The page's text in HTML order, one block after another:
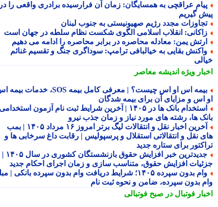
عراقچی به همسایگان: زمان آن فرارسیده برادری واقعی را در
گیریم
مجدد رژیم صهیونیستی به جنوب لبنان
انقلاب اسلامی الگوی شکست نظام سلطه در جهان است
یمن: معادله محاصره در برابر محاصره را ادامه می دهیم
بقایی به خیالبافی ترامپ: سوداگری جنگ و تقسیم غنائم
ویژهاندیشه معاصر
بیمه اس او اس چیست؟ | معرفی کامل بیمه SOS، خدمات بیمه اس
اس و مزایای آن برای بیمه شدگان
استخدام بانک ها در ۱۴۰۵ | آخرین شرایط ثبت نام آزمون استخدامی
ها، رشته های مورد نیاز و زمان جذب نیرو
آخرین اخبار نقل و انتقالات لیگ برتر امروز ۱۶ مرداد ۱۴۰۵ | بمب
نقل و انتقالاتی استقلال و پرسپولیس | رقابت داغ سرخابی ها و
برای ستاره جدید
جدیدترین خبر افزایش حقوق بازنشستگان کشوری در سال ۱۴۰۵ |
افزایش حقوق، متناسب سازی و زمان اجرای احکام جدید
وام بدون سپرده ۱۴۰۵؛ شرایط دریافت وام بدون سپرده بانکی | مبلغ
بدون سپرده، ضامن و نحوه ثبت نام
فوتبال در صبح فوتبالی